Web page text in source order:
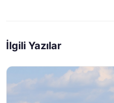
İlgili Yazılar